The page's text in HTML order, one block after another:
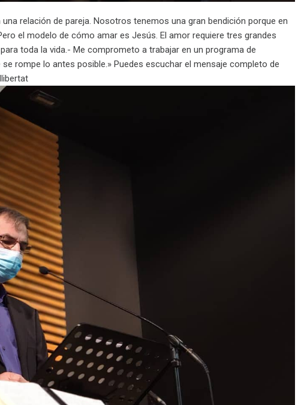
relación de pareja. Nosotros tenemos una gran bendición porque en
el modelo de cómo amar es Jesús. El amor requiere tres grandes
toda la vida.- Me comprometo a trabajar en un programa de
rompe lo antes posible.» Puedes escuchar el mensaje completo de